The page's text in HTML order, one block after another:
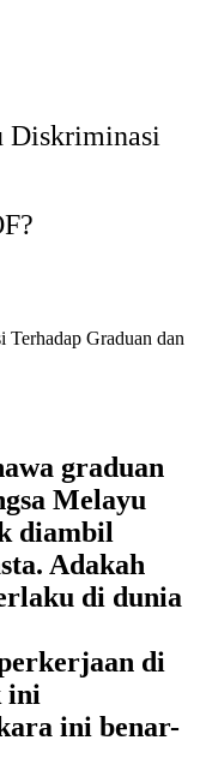
Diskriminasi
graduan
Melayu
diambil
Adakah
di dunia
di
ini
ini benar-